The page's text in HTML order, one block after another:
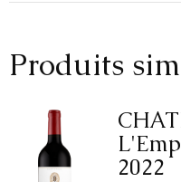
Produits
2022